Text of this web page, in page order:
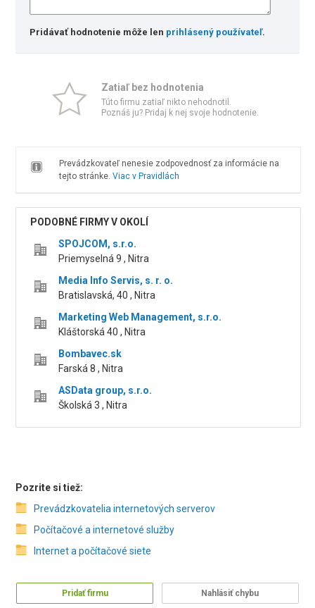
Pridávať hodnotenie môže len prihlásený používateľ.
Zatiaľ bez hodnotenia
Túto firmu zatiaľ nikto nehodnotil.
Poznáš ju? Pridaj k nej svoje hodnotenie.
Prevádzkovateľ nenesie zodpovednosť za informácie na
tejto stránke. Viac v Pravidlách
PODOBNÉ FIRMY V OKOLÍ
SPOJCOM, s.r.o.
Priemyselná 9 , Nitra
Media Info Servis, s. r. o.
Bratislavská, 40 , Nitra
Marketing Web Management, s.r.o.
Kláštorská 40 , Nitra
Bombavec.sk
Farská 8 , Nitra
ASData group, s.r.o.
Školská 3 , Nitra
Pozrite si tiež:
Prevádzkovatelia internetových serverov
Počítačové a internetové služby
Internet a počítačové siete
Pridať firmu Nahlásiť chybu